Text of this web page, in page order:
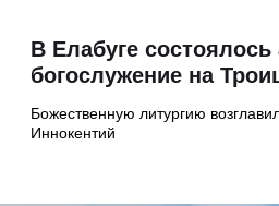
В Елабуге состоялось
богослужение на
Божественную литургию
Иннокентий